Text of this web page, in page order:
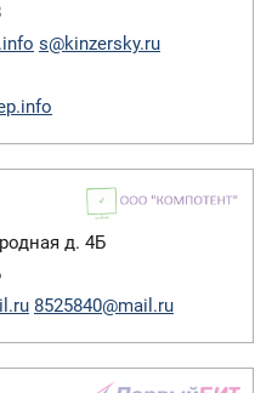
s@kinzersky.ru
д. 4Б
8525840@mail.ru